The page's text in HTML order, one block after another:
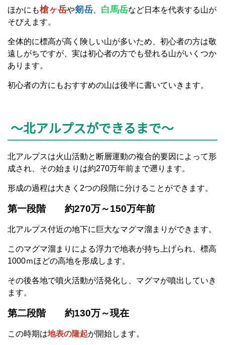
ほかにも槍ヶ岳や剱岳 白馬岳など日本を代表する山が
そびえます。
全体的に標高が高く険しい山が多いため、初心者の方は敬
遠しがちですが、実は初心者の方でも登れる山がいくつか
あります。
初心者の方にもおすすめの山は後半に書いていきます。
～北アルプスができるまで～
北アルプスは火山活動と断層運動の複合的要因によって形
成され、その始まりは約270万年前まで遡ります。
形成の過程は大きく2つの段階に分けることができます。
第一段階 約270万～150万年前
北アルプス付近の地下に巨大なマグマ溜まりができます。
このマグマ溜まりによる浮力で地表が持ち上げられ、標高
1000ｍほどの高地を形成します。
その後各地で噴火活動が活発化し、マグマが噴出していき
ます。
第二段階 約130万～現在
この時期は地表の隆起が開始します。